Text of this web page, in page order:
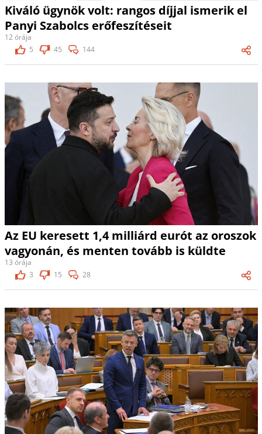
Kiváló ügynök volt: rangos díjjal ismerik el
Panyi Szabolcs erőfeszítéseit
12 órája
5
45 144
Az EU keresett 1,4 milliárd eurót az oroszok
vagyonán, és menten tovább is küldte
13 órája
3
15 28